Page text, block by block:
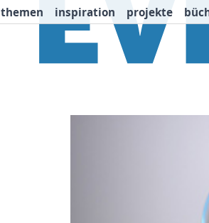
themen inspiration projekte
Projekte